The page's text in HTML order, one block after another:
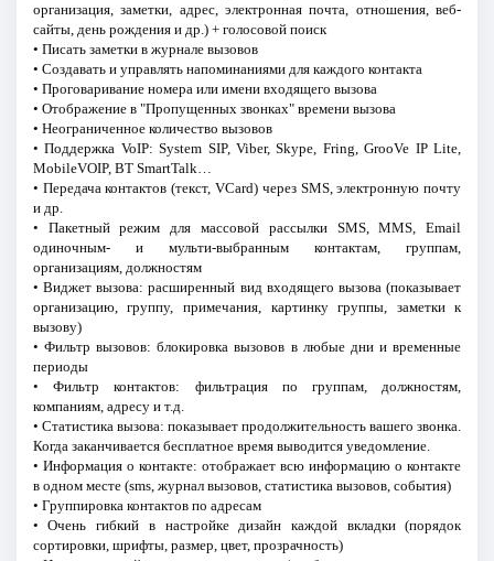
организация, заметки, адрес, электронная почта, отношения, веб-
сайты, день рождения и др.) + голосовой поиск
• Писать заметки в журнале вызовов
• Создавать и управлять напоминаниями для каждого контакта
• Проговаривание номера или имени входящего вызова
• Отображение в "Пропущенных звонках" времени вызова
• Неограниченное количество вызовов
• Поддержка VoIP: System SIP, Viber, Skype, Fring, GrooVe IP Lite,
MobileVOIP, BT SmartTalk…
• Передача контактов (текст, VCard) через SMS, электронную почту
и др.
• Пакетный режим для массовой рассылки SMS, MMS, Email
одиночным- и мульти-выбранным контактам, группам,
организациям, должностям
• Виджет вызова: расширенный вид входящего вызова (показывает
организацию, группу, примечания, картинку группы, заметки к
вызову)
• Фильтр вызовов: блокировка вызовов в любые дни и временные
периоды
• Фильтр контактов: фильтрация по группам, должностям,
компаниям, адресу и т.д.
• Статистика вызова: показывает продолжительность вашего звонка.
Когда заканчивается бесплатное время выводится уведомление.
• Информация о контакте: отображает всю информацию о контакте
в одном месте (sms, журнал вызовов, статистика вызовов, события)
• Группировка контактов по адресам
• Очень гибкий в настройке дизайн каждой вкладки (порядок
сортировки, шрифты, размер, цвет, прозрачность)